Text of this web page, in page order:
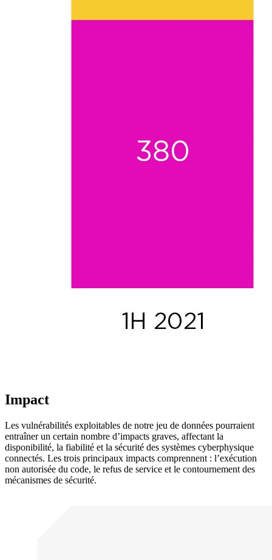
Impact
Les vulnérabilités exploitables de notre jeu de données pourraient
entraîner un certain nombre d’impacts graves, affectant la
disponibilité, la fiabilité et la sécurité des systèmes cyberphysique
connectés. Les trois principaux impacts comprennent : l’exécution
non autorisée du code, le refus de service et le contournement des
mécanismes de sécurité.